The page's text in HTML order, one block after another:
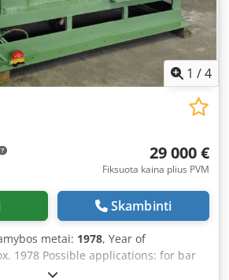
1 /4
29 000 €
Fiksuota kaina plius PVM
Skambinti
metai: 1978, Year of
1978 Possible applications: for bar
applications: ... for flat material